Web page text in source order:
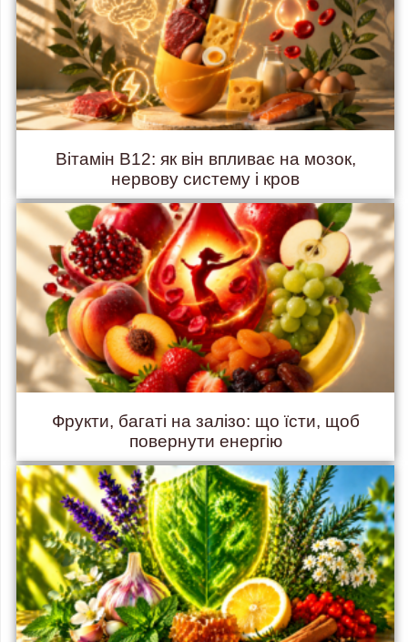
Вітамін B12: як він впливає на мозок,
нервову систему і кров
Фрукти, багаті на залізо: що їсти, щоб
повернути енергію